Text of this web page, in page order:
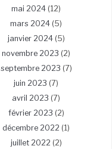
mai 2024 (12)
mars 2024 (5)
janvier 2024(5)
novembre 2023 (2)
septembre 2023 (7)
juin 2023 (7)
avril 2023 (7)
février 2023 (2)
décembre 2022 (1)
juillet 2022 (2)